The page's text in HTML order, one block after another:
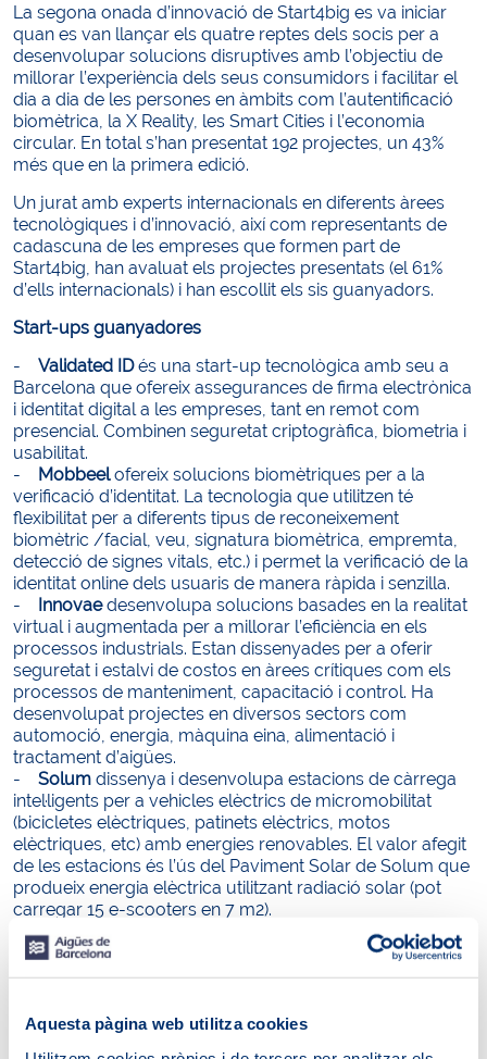
Aquesta pàgina web utilitza cookies
La segona onada d’innovació de Start4big es va iniciar
quan es van llançar els quatre reptes dels socis per a
desenvolupar solucions disruptives amb l’objectiu de
millorar l’experiència dels seus consumidors i facilitar el
dia a dia de les persones en àmbits com l’autentificació
biomètrica, la X Reality, les Smart Cities i l’economia
circular. En total s’han presentat 192 projectes, un 43%
més que en la primera edició.
Un jurat amb experts internacionals en diferents àrees
tecnològiques i d’innovació, així com representants de
cadascuna de les empreses que formen part de
Start4big, han avaluat els projectes presentats (el 61%
d’ells internacionals) i han escollit els sis guanyadors.
Start-ups guanyadores
- Validated IDés una start-up tecnològica amb seu a
Barcelona que ofereix assegurances de firma electrònica
i identitat digital a les empreses, tant en remot com
presencial. Combinen seguretat criptogràfica, biometria i
usabilitat.
- Mobbeelofereix solucions biomètriques per a la
verificació d’identitat. La tecnologia que utilitzen té
flexibilitat per a diferents tipus de reconeixement
biomètric /facial, veu, signatura biomètrica, empremta,
detecció de signes vitals, etc.) i permet la verificació de la
identitat online dels usuaris de manera ràpida i senzilla.
- Innovaedesenvolupa solucions basades en la realitat
virtual i augmentada per a millorar l’eficiència en els
processos industrials. Estan dissenyades per a oferir
seguretat i estalvi de costos en àrees crítiques com els
processos de manteniment, capacitació i control. Ha
desenvolupat projectes en diversos sectors com
automoció, energia, màquina eina, alimentació i
tractament d’aigües.
-
Solum dissenya i desenvolupa estacions de càrrega
intel·ligents per a vehicles elèctrics de micromobilitat
(bicicletes elèctriques, patinets elèctrics, motos
elèctriques, etc) amb energies renovables. El valor afegit
de les estacions és l’ús del Paviment Solar de Solum que
produeix energia elèctrica utilitzant radiació solar (pot
carregar 15 e-scooters en 7 m2).
-UAP (Urban Air Purifier)
és una start-up que ha
dissenyat un depurador per a millorar la qualitat de l’aire i
disminuir la contaminació, tant en espais oberts com
l’aire de forma contínua detenint i capturant aquelles
partícules que són contaminants i assegurant zones